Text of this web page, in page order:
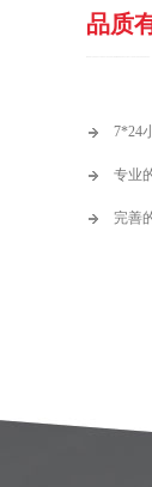
品质
7*24
专业
完善